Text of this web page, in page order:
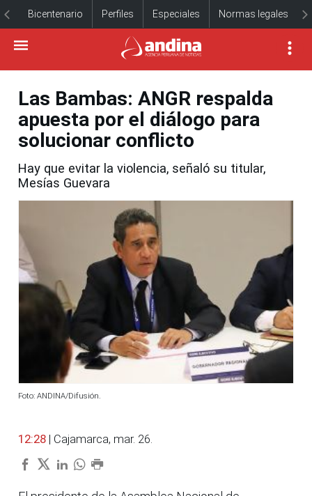
Bicentenario Perfiles Especiales Normas legales
Las Bambas: ANGR respalda
apuesta por el diálogo para
solucionar conflicto
Hay que evitar la violencia, señaló su titular,
Mesías Guevara
Foto: ANDINA/Difusión.
12:28 | Cajamarca, mar. 26.